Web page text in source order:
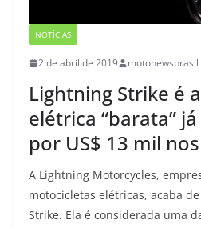
NOTÍCIAS
2 de abril de 2019 motonewsbrasil
Lightning Strike é
elétrica “barata”
por US$ 13 mil
A Lightning Motorcycles,
motocicletas elétricas, acaba
Strike. Ela é considerada uma